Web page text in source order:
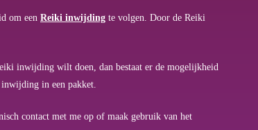
om een Reiki inwijding te volgen. Door de Reiki
inwijding wilt doen, dan bestaat er de mogelijkheid
in een pakket.
contact met me op of maak gebruik van het